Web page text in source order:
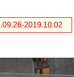
2019.10.02